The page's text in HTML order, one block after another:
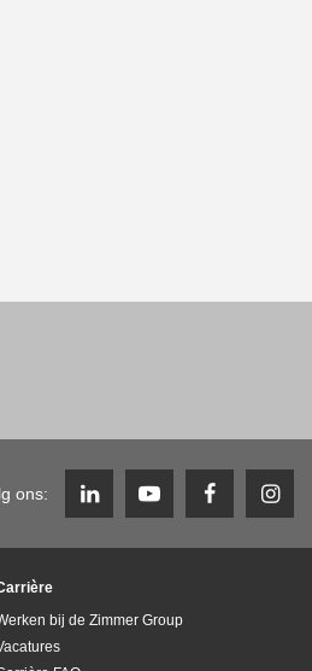
ons:
bij de Zimmer Group